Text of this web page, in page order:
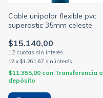
Cable unipolar flexible pvc
superastic 35mm celeste
$15.140,00
12 x $1.261,67 sin interés
$11.355,00 con Transferencia o
depósito